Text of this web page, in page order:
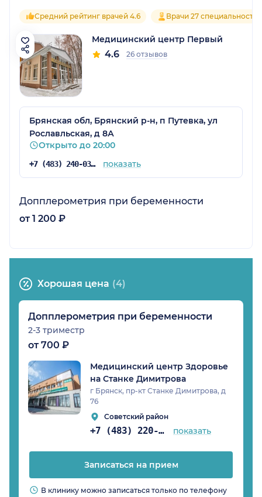
Средний рейтинг врачей 4.6 Врачи 27 специальностей
Медицинский центр Первый
4.6 26 отзывов
Брянская обл, Брянский р-н, п Путевка, ул
Рославльская, д 8А
Открыто до 20:00
+7 (483) 240-03-03 показать
Допплерометрия при беременности
от 1 200 ₽
Хорошая цена (4)
Допплерометрия при беременности
2-3 триместр
от 700 ₽
Медицинский центр Здоровье
на Станке Димитрова
г Брянск, пр-кт Станке Димитрова, д
76
Советский район
+7 (483) 220-07-63 показать
Записаться на прием
В клинику можно записаться только по телефону